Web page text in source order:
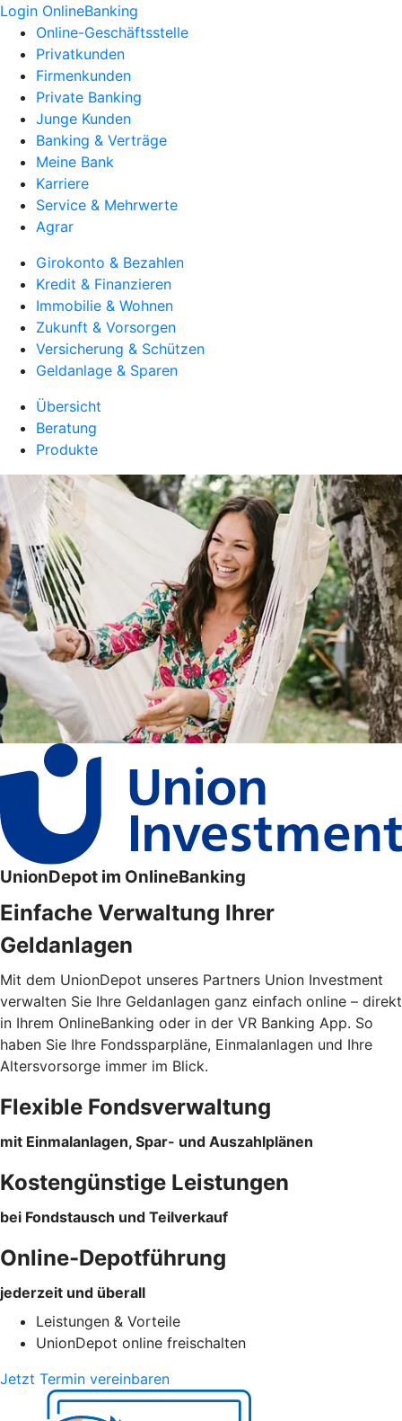
Login OnlineBanking
Online-Geschäftsstelle
Privatkunden
Firmenkunden
Private Banking
Junge Kunden
Banking & Verträge
Meine Bank
Karriere
Service & Mehrwerte
Agrar
Girokonto & Bezahlen
Kredit & Finanzieren
Immobilie & Wohnen
Zukunft & Vorsorgen
Versicherung & Schützen
Geldanlage & Sparen
Übersicht
Beratung
Produkte
UnionDepot im OnlineBanking
Einfache Verwaltung Ihrer
Geldanlagen
Mit dem UnionDepot unseres Partners Union Investment
verwalten Sie Ihre Geldanlagen ganz einfach online – direkt
in Ihrem OnlineBanking oder in der VR Banking App. So
haben Sie Ihre Fondssparpläne, Einmalanlagen und Ihre
Altersvorsorge immer im Blick.
Flexible Fondsverwaltung
mit Einmalanlagen, Spar- und Auszahlplänen
Kostengünstige Leistungen
bei Fondstausch und Teilverkauf
Online-Depotführung
jederzeit und überall
Leistungen & Vorteile
UnionDepot online freischalten
Jetzt Termin vereinbaren